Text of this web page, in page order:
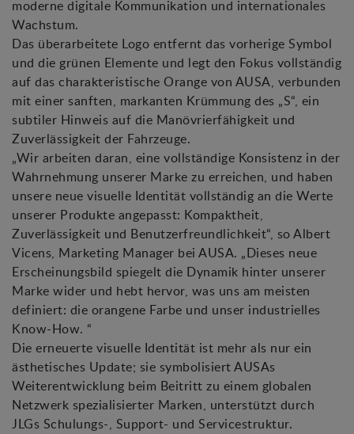
moderne digitale Kommunikation und internationales
Wachstum.
Das überarbeitete Logo entfernt das vorherige Symbol
und die grünen Elemente und legt den Fokus vollständig
auf das charakteristische Orange von AUSA, verbunden
mit einer sanften, markanten Krümmung des „S“, ein
subtiler Hinweis auf die Manövrierfähigkeit und
Zuverlässigkeit der Fahrzeuge.
„Wir arbeiten daran, eine vollständige Konsistenz in der
Wahrnehmung unserer Marke zu erreichen, und haben
unsere neue visuelle Identität vollständig an die Werte
unserer Produkte angepasst: Kompaktheit,
Zuverlässigkeit und Benutzerfreundlichkeit“, so Albert
Vicens, Marketing Manager bei AUSA. „Dieses neue
Erscheinungsbild spiegelt die Dynamik hinter unserer
Marke wider und hebt hervor, was uns am meisten
definiert: die orangene Farbe und unser industrielles
Know-How. “
Die erneuerte visuelle Identität ist mehr als nur ein
ästhetisches Update; sie symbolisiert AUSAs
Weiterentwicklung beim Beitritt zu einem globalen
Netzwerk spezialisierter Marken, unterstützt durch
JLGs Schulungs-, Support- und Servicestruktur.